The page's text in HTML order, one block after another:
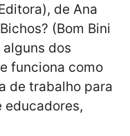
de Ana
(Bom Bini
dos
funciona como
de trabalho para
educadores,